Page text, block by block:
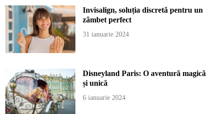
Invisalign, soluția discretă pentru un
zâmbet perfect
31 ianuarie 2024
Disneyland Paris: O aventură magică
și unică
6 ianuarie 2024